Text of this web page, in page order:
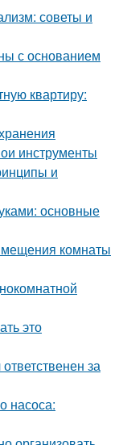
советы и
с основанием
квартиру:
инструменты
и
основные
комнаты
это
за
насоса: